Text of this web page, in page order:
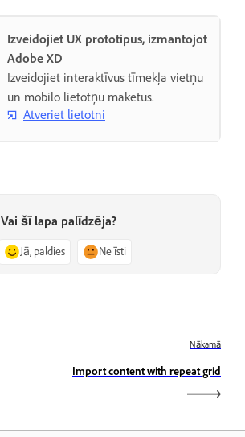
Izveidojiet UX prototipus, izmantojot
Adobe XD
Izveidojiet interaktīvus tīmekļa vietņu
un mobilo lietotņu maketus.
Atveriet lietotni
Vai šī lapa palīdzēja?
Jā, paldies Ne īsti
Nākamā
Import content with repeat grid